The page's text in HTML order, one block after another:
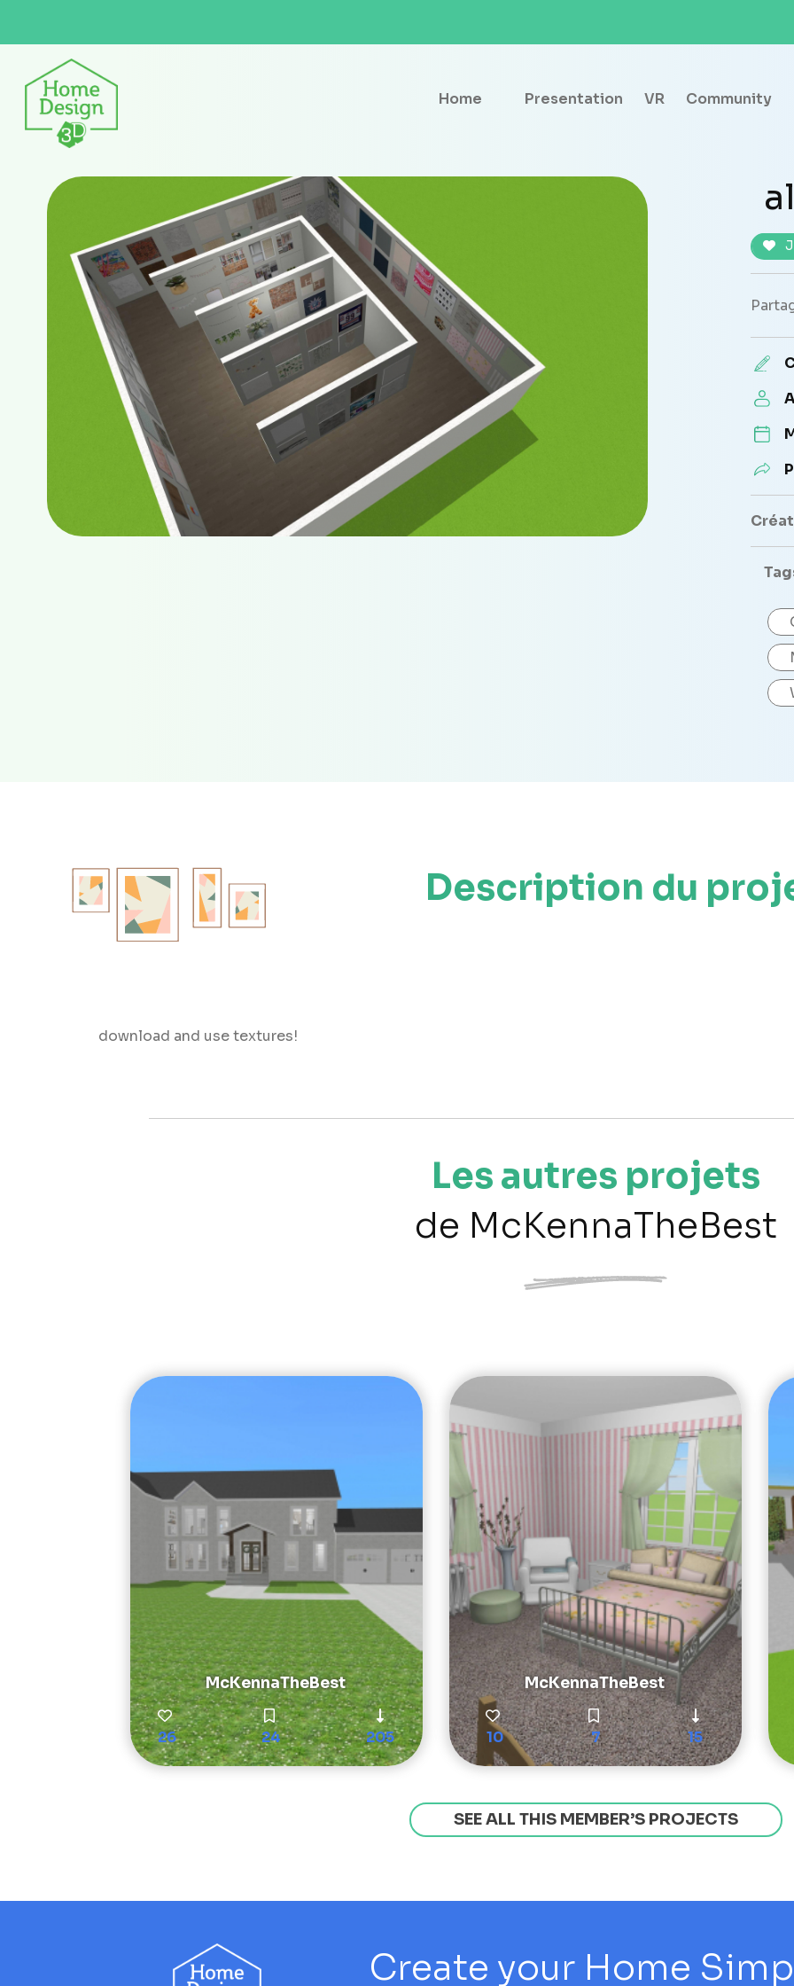
Home Presentation VR Community
Description du
download and use textures!
Les autres projets
de McKennaTheBest
McKennaTheBest
26 24 205
McKennaTheBest
10 7 15
SEE ALL THIS MEMBER’S PROJECTS
Create your Home